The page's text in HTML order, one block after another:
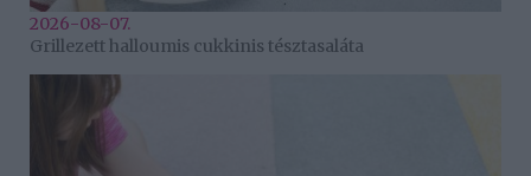
2026-08-07.
Grillezett halloumis cukkinis tésztasaláta